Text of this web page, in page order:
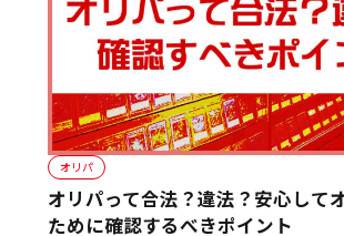
オリパ
オリパって合法？違法？安心して
ために確認するべきポイント